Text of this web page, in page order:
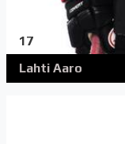
17
Lahti Aaro